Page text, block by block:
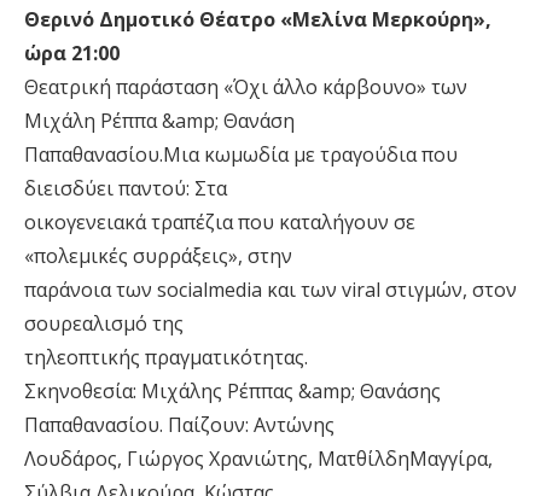
Θερινό Δημοτικό Θέατρο «Μελίνα Μερκούρη»,
ώρα 21:00
Θεατρική παράσταση «Όχι άλλο κάρβουνο» των
Μιχάλη Ρέππα &amp; Θανάση
Παπαθανασίου.Μια κωμωδία με τραγούδια που
διεισδύει παντού: Στα
οικογενειακά τραπέζια που καταλήγουν σε
«πολεμικές συρράξεις», στην
παράνοια των socialmedia και των viral στιγμών, στον
σουρεαλισμό της
τηλεοπτικής πραγματικότητας.
Σκηνοθεσία: Μιχάλης Ρέππας &amp; Θανάσης
Παπαθανασίου. Παίζουν: Αντώνης
Λουδάρος, Γιώργος Χρανιώτης, ΜατθίλδηΜαγγίρα,